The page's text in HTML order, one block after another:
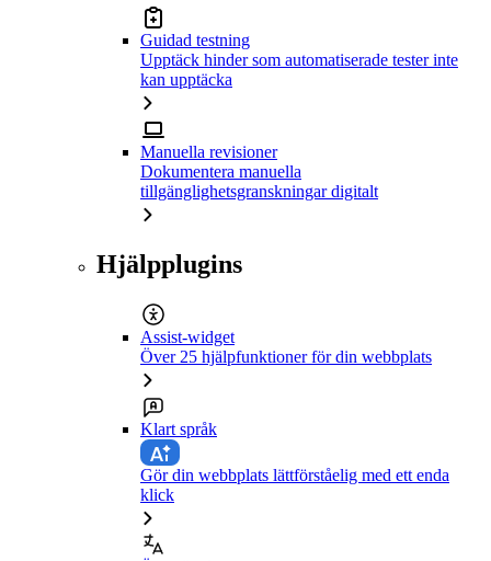
Guidad testning
Upptäck hinder som automatiserade tester inte
kan upptäcka
Manuella revisioner
Dokumentera manuella
tillgänglighetsgranskningar digitalt
Hjälpplugins
Assist-widget
Över 25 hjälpfunktioner för din webbplats
Klart språk
Gör din webbplats lättförståelig med ett enda
klick